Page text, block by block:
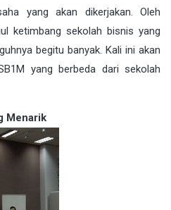
yang akan dikerjakan. Oleh
ketimbang sekolah bisnis yang
begitu banyak. Kali ini akan
yang berbeda dari sekolah
Menarik